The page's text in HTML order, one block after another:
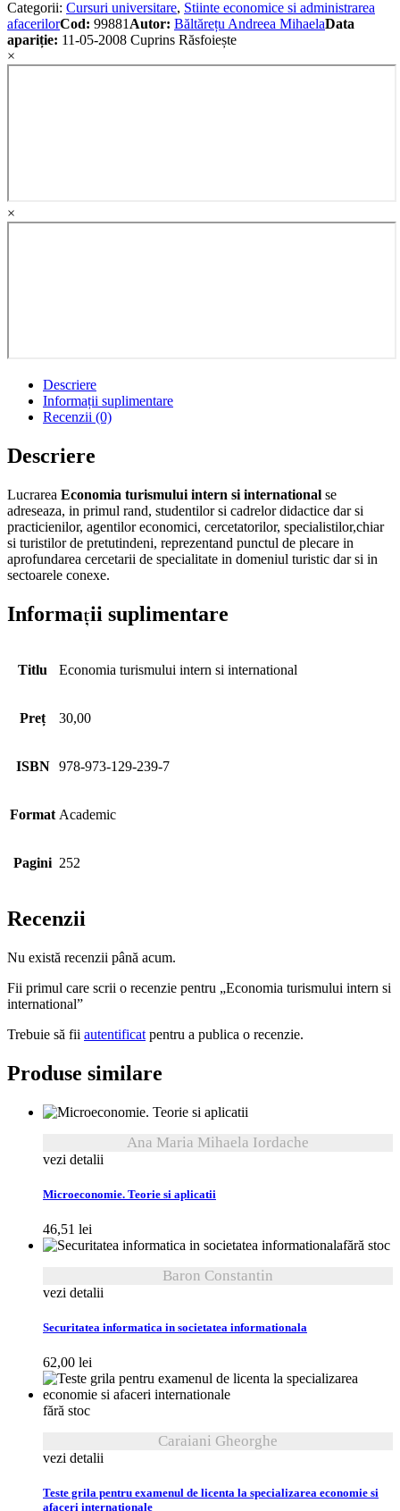
Categorii: Cursuri universitare, Stiinte economice si administrarea
afacerilorCod: 99881 Autor: Băltărețu Andreea MihaelaData
apariție: 11-05-2008 Cuprins Răsfoiește
×
×
Descriere
Informații suplimentare
Recenzii (0)
Descriere
Lucrarea Economia turismului intern si international se
adreseaza, in primul rand, studentilor si cadrelor didactice dar si
practicienilor, agentilor economici, cercetatorilor, specialistilor,chiar
si turistilor de pretutindeni, reprezentand punctul de plecare in
aprofundarea cercetarii de specialitate in domeniul turistic dar si in
sectoarele conexe.
Informații suplimentare
Titlu Economia turismului intern si international
Preț 30,00
ISBN 978-973-129-239-7
Format Academic
Pagini 252
Recenzii
Nu există recenzii până acum.
Fii primul care scrii o recenzie pentru „Economia turismului intern si
international”
Trebuie să fii autentificat pentru a publica o recenzie.
Produse similare
Ana Maria Mihaela Iordache
vezi detalii
Microeconomie. Teorie si aplicatii
46,51 lei
fără stoc
Baron Constantin
vezi detalii
Securitatea informatica in societatea informationala
62,00 lei
fără stoc
Caraiani Gheorghe
vezi detalii
Teste grila pentru examenul de licenta la specializarea economie si
afaceri internationale